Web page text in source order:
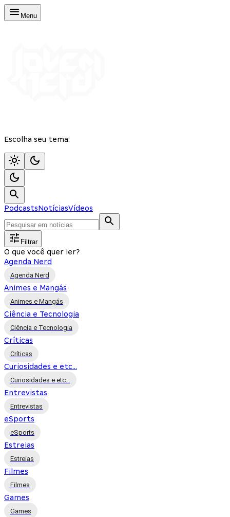
Menu
Escolha seu tema:
PodcastsNotíciasVídeos
Filtrar
O que você quer ler?
Agenda Nerd
Agenda Nerd
Animes e Mangás
Animes e Mangás
Ciência e Tecnologia
Ciência e Tecnologia
Críticas
Críticas
Curiosidades e etc...
Curiosidades e etc...
Entrevistas
Entrevistas
eSports
eSports
Estreias
Estreias
Filmes
Filmes
Games
Games